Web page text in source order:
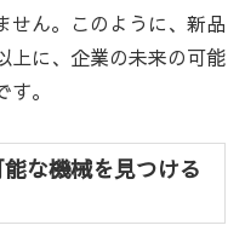
せん。このように、新品
上に、企業の未来の可能
。
な機械を見つける